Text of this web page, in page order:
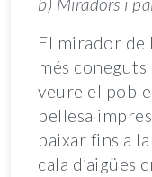
b) Miradors i
El mirador de
més coneguts
veure el
bellesa
baixar fins a
cala d’aigües